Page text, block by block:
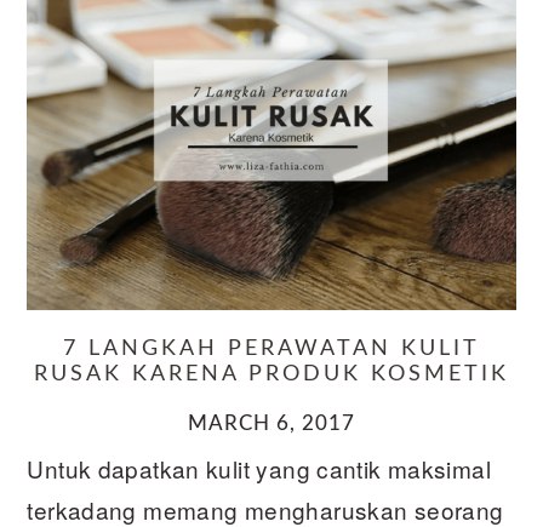
7 LANGKAH PERAWATAN KULIT
RUSAK KARENA PRODUK KOSMETIK
MARCH 6, 2017
Untuk dapatkan kulit yang cantik maksimal
terkadang memang mengharuskan seorang